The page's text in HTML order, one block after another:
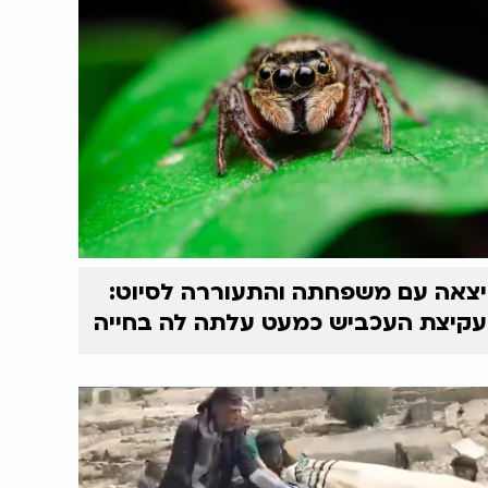
יצאה עם משפחתה והתעוררה לסיוט:
עקיצת העכביש כמעט עלתה לה בחייה